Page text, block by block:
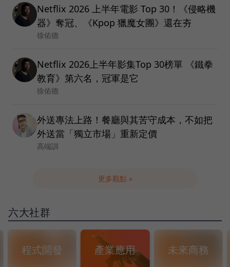
Netflix 2026 上半年電影 Top 30！《侵略機
器》奪冠、《Kpop 獵魔女團》還在夯
徐佑德
Netflix 2026上半年影集Top 30榜單 《鐵拳
教育》第六名，冠軍是它
徐佑德
外送專法上路！餐廳與其苦守成本，不如把
外送當「獨立市場」重新定價
高端訓
更多觀點 »
六大社群
程式開發 產業應用 未來商務